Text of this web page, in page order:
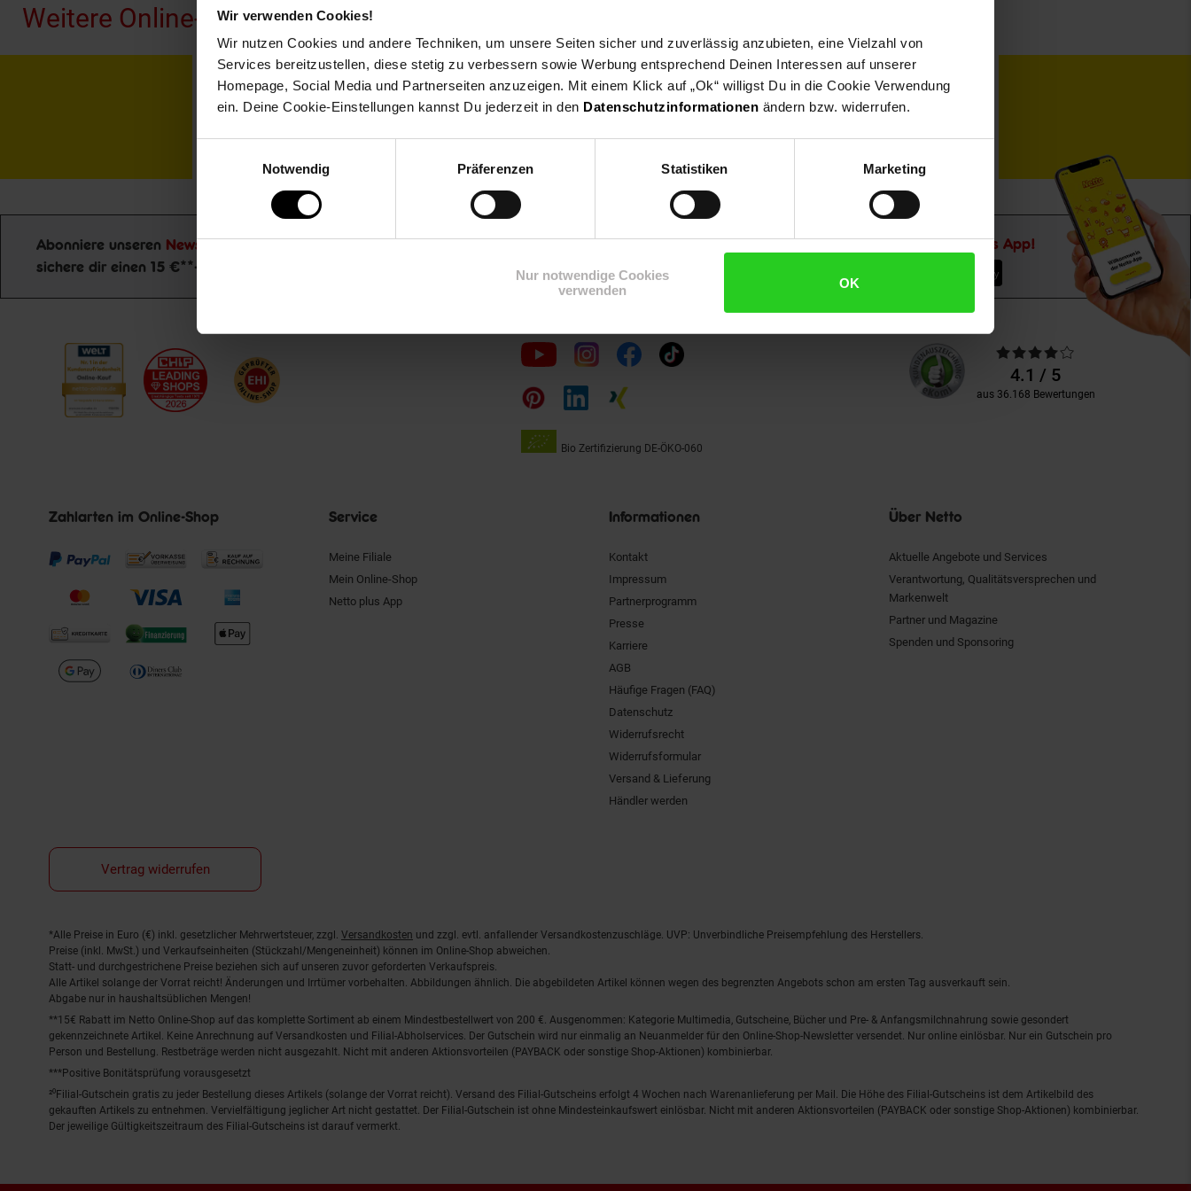
Wir verwenden Cookies!
Wir nutzen Cookies und andere Techniken, um unsere Seiten sicher und zuverlässig anzubieten, eine Vielzahl von
Services bereitzustellen, diese stetig zu verbessern sowie Werbung entsprechend Deinen Interessen auf unserer
Homepage, Social Media und Partnerseiten anzuzeigen. Mit einem Klick auf „Ok“ willigst Du in die Cookie Verwendung
ein. Deine Cookie-Einstellungen kannst Du jederzeit in den Datenschutzinformationen ändern bzw. widerrufen.
Notwendig
Präferenzen Statistiken Marketing
Nur notwendige Cookies
verwenden
OK
Weitere Online-Angebote
Netto Reisen TV-Shop Weinwelt Rezeptwelt NettoKOM Karriere
Newsletter Anmeldung
Abonniere unseren Newsletterund
sichere dir einen 15 €**-Gutschein!
15€**
Gutschein
Downloade dieNetto plus App!
Folge
uns
auf
Bio Zertifizierung DE-ÖKO-060
Unsere
Kundenbewertungen
Durchschnittliche
Bewertungen4.1 / 5
aus 36.168 Bewertungen
Zahlarten im Online-Shop Service
Meine Filiale
Mein Online-Shop
Netto plus App
Informationen
Kontakt
Impressum
Partnerprogramm
Presse
Karriere
AGB
Häufige Fragen (FAQ)
Datenschutz
Widerrufsrecht
Widerrufsformular
Versand & Lieferung
Händler werden
Über Netto
Aktuelle Angebote und Services
Verantwortung, Qualitätsversprechen und
Markenwelt
Partner und Magazine
Spenden und Sponsoring
Vertrag widerrufen
Fußnoten
*Alle Preise in Euro (€) inkl. gesetzlicher Mehrwertsteuer, zzgl. Versandkosten und zzgl. evtl. anfallender Versandkostenzuschläge. UVP: Unverbindliche Preisempfehlung des Herstellers.
Preise (inkl. MwSt.) und Verkaufseinheiten (Stückzahl/Mengeneinheit) können im Online-Shop abweichen.
Statt- und durchgestrichene Preise beziehen sich auf unseren zuvor geforderten Verkaufspreis.
Alle Artikel solange der Vorrat reicht! Änderungen und Irrtümer vorbehalten. Abbildungen ähnlich. Die abgebildeten Artikel können wegen des begrenzten Angebots schon am ersten Tag ausverkauft sein.
Abgabe nur in haushaltsüblichen Mengen!
**15€ Rabatt im Netto Online-Shop auf das komplette Sortiment ab einem Mindestbestellwert von 200 €. Ausgenommen: Kategorie Multimedia, Gutscheine, Bücher und Pre- & Anfangsmilchnahrung sowie gesondert
gekennzeichnete Artikel. Keine Anrechnung auf Versandkosten und Filial-Abholservices. Der Gutschein wird nur einmalig an Neuanmelder für den Online-Shop-Newsletter versendet. Nur online einlösbar. Nur ein Gutschein pro
Person und Bestellung. Restbeträge werden nicht ausgezahlt. Nicht mit anderen Aktionsvorteilen (PAYBACK oder sonstige Shop-Aktionen) kombinierbar.
***Positive Bonitätsprüfung vorausgesetzt
²⁰Filial-Gutschein gratis zu jeder Bestellung dieses Artikels (solange der Vorrat reicht). Versand des Filial-Gutscheins erfolgt 4 Wochen nach Warenanlieferung per Mail. Die Höhe des Filial-Gutscheins ist dem Artikelbild des
gekauften Artikels zu entnehmen. Vervielfältigung jeglicher Art nicht gestattet. Der Filial-Gutschein ist ohne Mindesteinkaufswert einlösbar. Nicht mit anderen Aktionsvorteilen (PAYBACK oder sonstige Shop-Aktionen) kombinierbar.
Der jeweilige Gültigkeitszeitraum des Filial-Gutscheins ist darauf vermerkt.